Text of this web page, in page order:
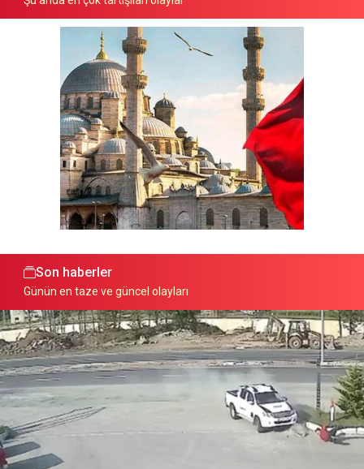
Son haberler
Günün en taze ve güncel olayları